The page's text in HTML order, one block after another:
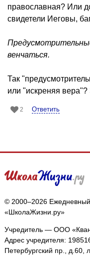
православная? Или
свидетели Иеговы,
венчаться.
Так
или "искреняя
2 Ответить
© 2000–2026
«ШколаЖизни.ру»
Учредитель — ООО
Адрес учредителя:
Петербургский пр.,